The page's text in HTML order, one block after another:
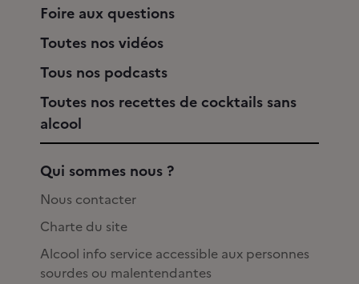
Foire aux questions
Toutes nos vidéos
Tous nos podcasts
Toutes nos recettes de cocktails sans
alcool
Qui sommes nous ?
Nous contacter
Charte du site
Alcool info service accessible aux personnes
sourdes ou malentendantes